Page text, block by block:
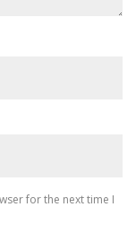
for the next time I